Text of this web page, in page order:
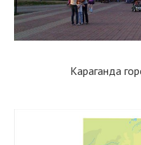
Караганда